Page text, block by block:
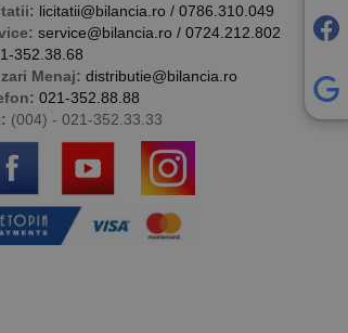
licitatii@bilancia.ro /0786.310.049
service@bilancia.ro /0724.212.802
352.38.68
Menaj: distributie@bilancia.ro
021-352.88.88
(004) - 021-352.33.33